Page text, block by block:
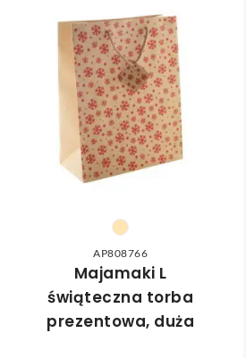
AP808766
Majamaki L
świąteczna torba
prezentowa, duża